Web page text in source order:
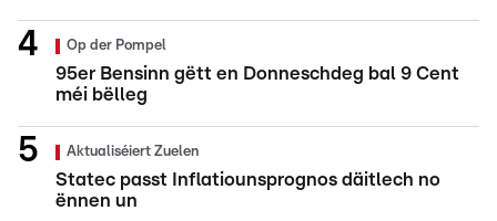
Op der Pompel
95er Bensinn gëtt en Donneschdeg bal 9 Cent
méi bëlleg
Aktualiséiert Zuelen
Statec passt Inflatiounsprognos däitlech no
ënnen un